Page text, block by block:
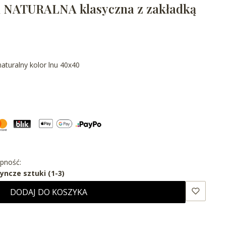
klasyczna z zakładką
kolor lnu 40x40
sztuki (1-3)
DODAJ DO KOSZYKA